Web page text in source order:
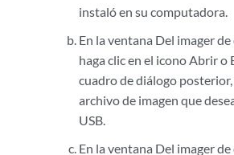
instaló en su computadora.
En la ventana Del imager
haga clic en el icono Abrir o
cuadro de diálogo posterior,
archivo de imagen que
USB.
En la ventana Del imager